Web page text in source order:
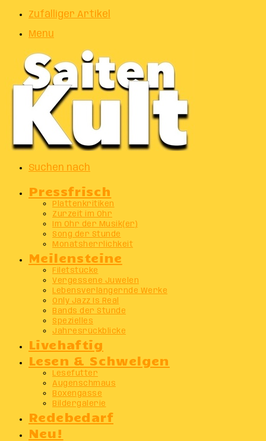
Zufälliger Artikel
Menu
Suchen nach
Pressfrisch
Plattenkritiken
Zurzeit im Ohr
Im Ohr der Musik(er)
Song der Stunde
Monatsherrlichkeit
Meilensteine
Filetstücke
Vergessene Juwelen
Lebensverlängernde Werke
Only Jazz Is Real
Bands der Stunde
Spezielles
Jahresrückblicke
Livehaftig
Lesen & Schwelgen
Lesefutter
Augenschmaus
Boxengasse
Bildergalerie
Redebedarf
Neu!